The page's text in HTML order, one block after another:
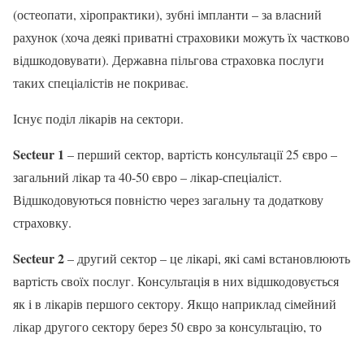
(остеопати, хіропрактики), зубні імпланти – за власний
рахунок (хоча деякі приватні страховики можуть їх частково
відшкодовувати). Державна пільгова страховка послуги
таких спеціалістів не покриває.
Існує поділ лікарів на сектори.
Secteur 1 – перший сектор, вартість консультації 25 євро –
загальний лікар та 40-50 євро – лікар-спеціаліст.
Відшкодовуються повністю через загальну та додаткову
страховку.
Secteur 2– другий сектор – це лікарі, які самі встановлюють
вартість своїх послуг. Консультація в них відшкодовується
як і в лікарів першого сектору. Якщо наприклад сімейний
лікар другого сектору берез 50 євро за консультацію, то